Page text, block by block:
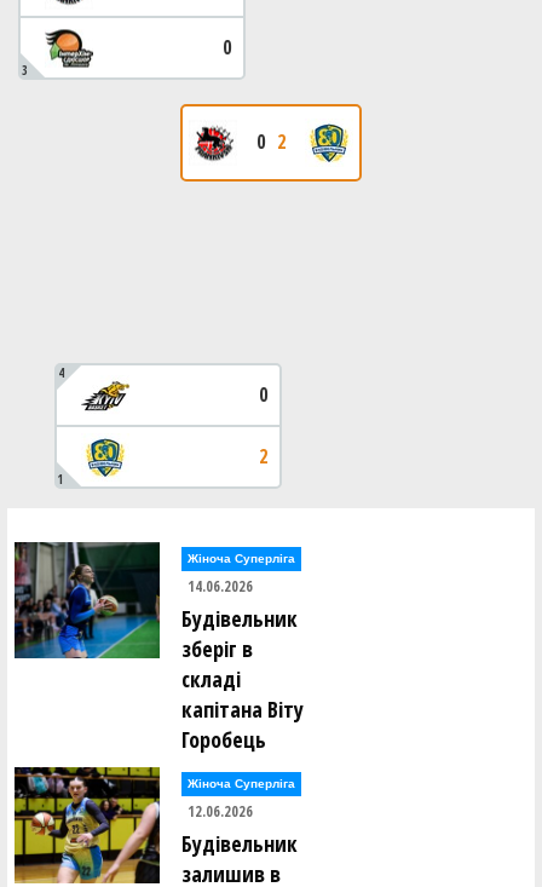
3
0
0 2
4
0
1
2
Жіноча Суперліга
14.06.2026
Будівельник
зберіг в
складі
капітана Віту
Горобець
Жіноча Суперліга
12.06.2026
Будівельник
залишив в